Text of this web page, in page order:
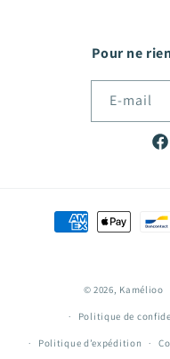
Pour ne
E-mail
Moyens
© 2026, Kamélioo
Politique de
Politique d’expédition